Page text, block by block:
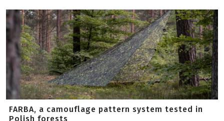
FARBA, a camouflage pattern system tested in
Polish forests